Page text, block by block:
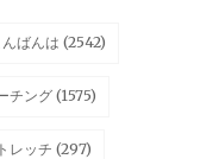
んばんは (2542)
チング (1575)
レッチ (297)